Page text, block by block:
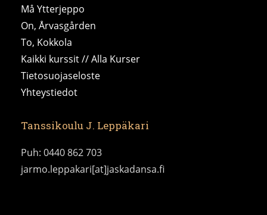
Må Ytterjeppo
On, Årvasgården
To, Kokkola
Kaikki kurssit // Alla Kurser
Tietosuojaseloste
Yhteystiedot
Tanssikoulu J. Leppäkari
Puh: 0440 862 703
jarmo.leppakari[at]jaskadansa.fi